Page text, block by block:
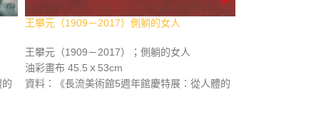
王攀元（1909－2017）側躺的女人
王攀元（1909－2017）；側躺的女人
油彩畫布 45.5ｘ53cm
資料：《長流美術館5週年館慶特展：從人體的